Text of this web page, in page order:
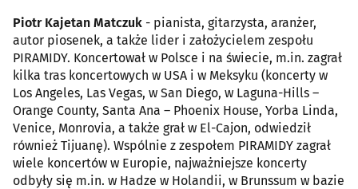
Piotr Kajetan Matczuk - pianista, gitarzysta, aranżer,
autor piosenek, a także lider i założycielem zespołu
PIRAMIDY. Koncertował w Polsce i na świecie, m.in. zagrał
kilka tras koncertowych w USA i w Meksyku (koncerty w
Los Angeles, Las Vegas, w San Diego, w Laguna-Hills –
Orange County, Santa Ana – Phoenix House, Yorba Linda,
Venice, Monrovia, a także grał w El-Cajon, odwiedził
również Tijuanę). Wspólnie z zespołem PIRAMIDY zagrał
wiele koncertów w Europie, najważniejsze koncerty
odbyły się m.in. w Hadze w Holandii, w Brunssum w bazie